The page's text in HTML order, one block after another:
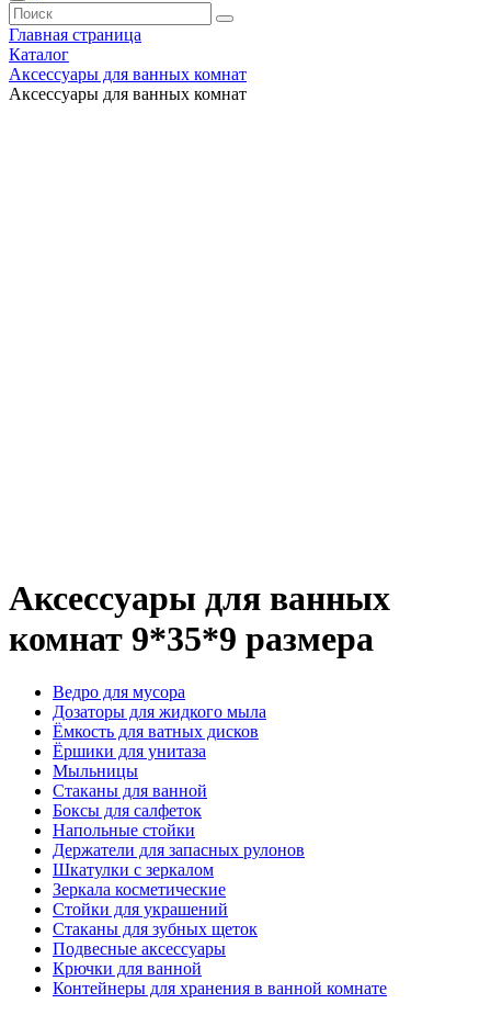
Главная страница
Каталог
Аксессуары для ванных комнат
Аксессуары для ванных комнат
Аксессуары для ванных
комнат 9*35*9 размера
Ведро для мусора
Дозаторы для жидкого мыла
Ёмкость для ватных дисков
Ёршики для унитаза
Мыльницы
Стаканы для ванной
Боксы для салфеток
Напольные стойки
Держатели для запасных рулонов
Шкатулки с зеркалом
Зеркала косметические
Стойки для украшений
Стаканы для зубных щеток
Подвесные аксессуары
Крючки для ванной
Контейнеры для хранения в ванной комнате